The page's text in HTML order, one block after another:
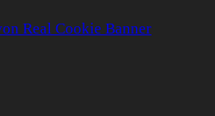
Real Cookie Banner